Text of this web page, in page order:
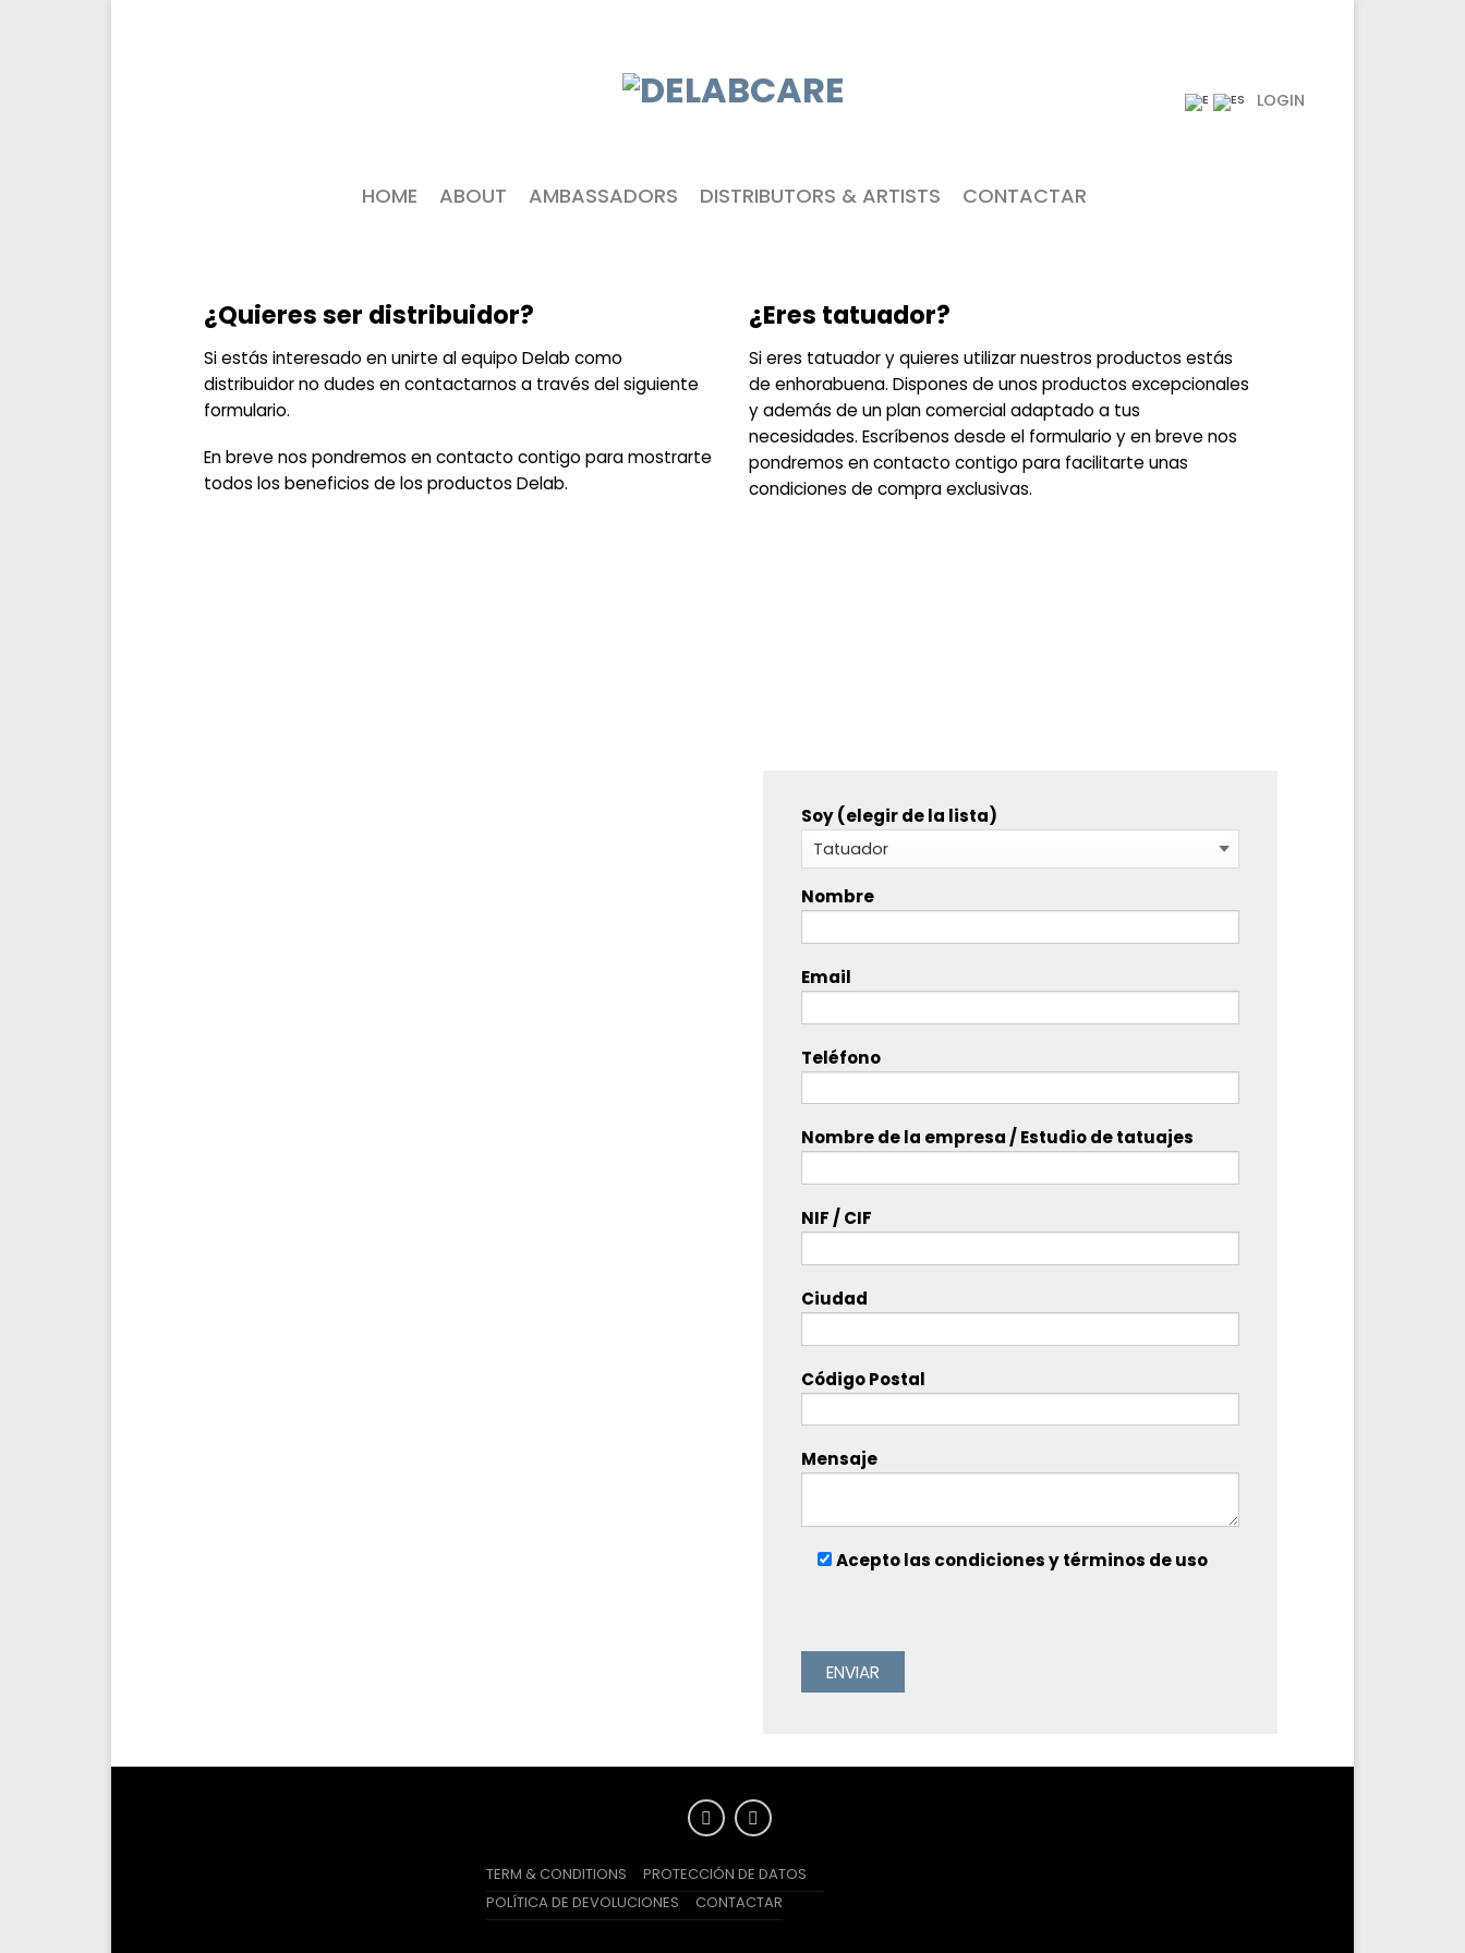
LOGIN
HOME ABOUT AMBASSADORS DISTRIBUTORS & ARTISTS CONTACTAR
¿Quieres ser distribuidor?
Si estás interesado en unirte al equipo Delab como
distribuidor no dudes en contactarnos a través del siguiente
formulario.
En breve nos pondremos en contacto contigo para mostrarte
todos los beneficios de los productos Delab.
¿Eres tatuador?
Si eres tatuador y quieres utilizar nuestros productos estás
de enhorabuena. Dispones de unos productos excepcionales
y además de un plan comercial adaptado a tus
necesidades. Escríbenos desde el formulario y en breve nos
pondremos en contacto contigo para facilitarte unas
condiciones de compra exclusivas.
Soy (elegir de la lista)
Nombre
Email
Teléfono
Nombre de la empresa / Estudio de tatuajes
NIF / CIF
Ciudad
Código Postal
Mensaje
Acepto las condiciones y términos de uso
TERM & CONDITIONS
PROTECCIÓN DE DATOS
POLÍTICA DE DEVOLUCIONES
CONTACTAR